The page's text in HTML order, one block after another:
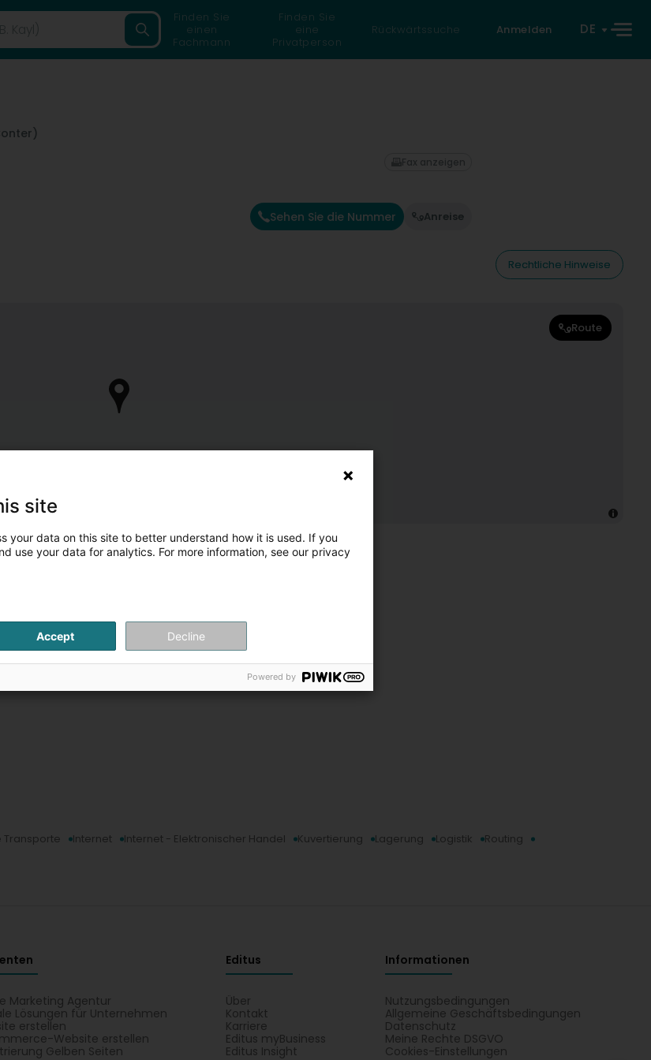
Finden Sie
einen
Fachmann
Finden Sie
eine
Privatperson
Rückwärtssuche Anmelden DE
Sehen Sie die Nummer Anreise
Fax anzeigen
Rechtliche Hinweise
Route
Transporte Internet Internet - Elektronischer Handel Kuvertierung Lagerung Logistik Routing
Marketing Agentur
Lösungen für Unternehmen
erstellen
Website erstellen
Gelben Seiten
Editus
Über
Kontakt
Karriere
Editus myBusiness
Editus Insight
Informationen
Nutzungsbedingungen
Allgemeine Geschäftsbedingungen
Datenschutz
Meine Rechte DSGVO
Cookies-Einstellungen
site
your data on this site to better understand how it is used. If you
use your data for analytics. For more information, see our privacy
Accept Decline
Powered by